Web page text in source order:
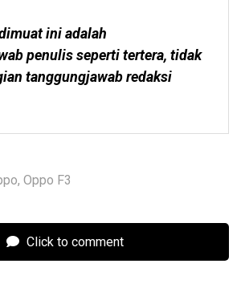
ini adalah
penulis seperti tertera, tidak
, Oppo F3
Click to comment